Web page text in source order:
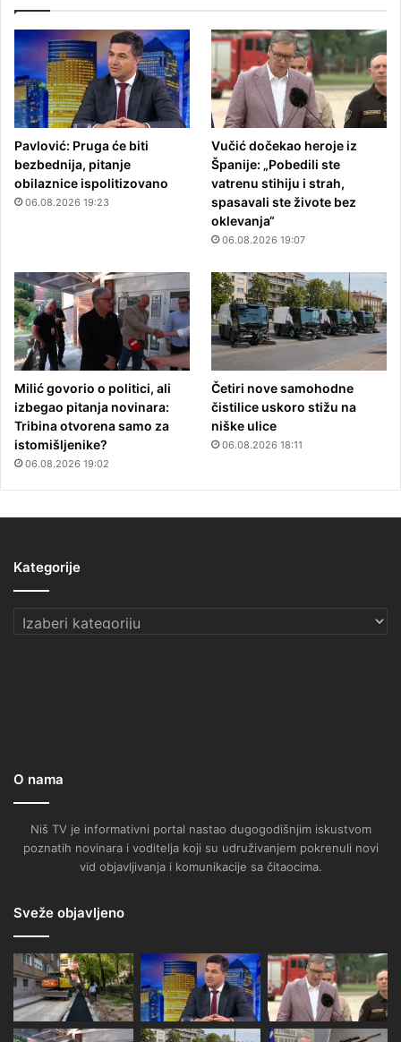
Pavlović: Pruga će biti
bezbednija, pitanje
obilaznice ispolitizovano
06.08.2026 19:23
Vučić dočekao heroje iz
Španije: „Pobedili ste
vatrenu stihiju i strah,
spasavali ste živote bez
oklevanja“
06.08.2026 19:07
Milić govorio o politici, ali
izbegao pitanja novinara:
Tribina otvorena samo za
istomišljenike?
06.08.2026 19:02
Četiri nove samohodne
čistilice uskoro stižu na
niške ulice
06.08.2026 18:11
Kategorije
Kategorije
O nama
Niš TV je informativni portal nastao dugogodišnjim iskustvom
poznatih novinara i voditelja koji su udruživanjem pokrenuli novi
vid objavljivanja i komunikacije sa čitaocima.
Sveže objavljeno